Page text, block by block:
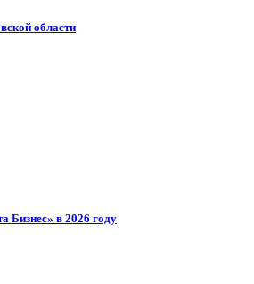
области
Бизнес» в 2026 году